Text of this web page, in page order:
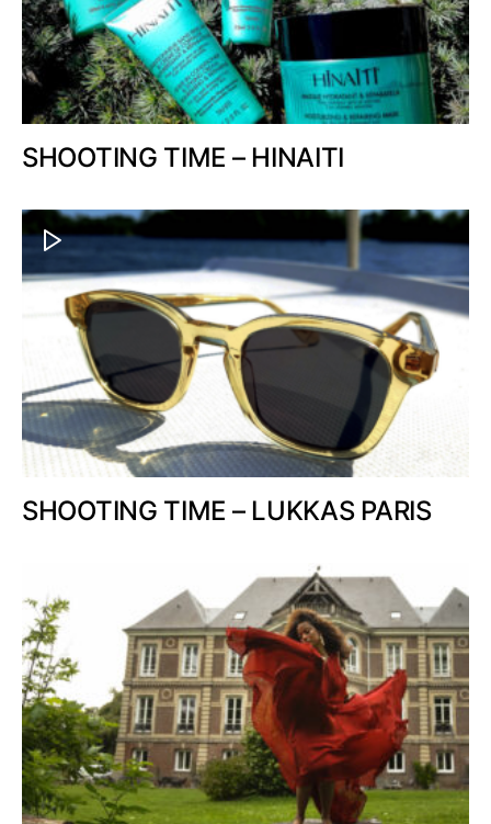
SHOOTING TIME – HINAITI
SHOOTING TIME – LUKKAS PARIS